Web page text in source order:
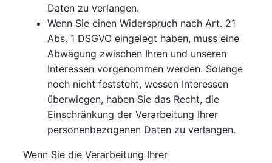
Daten zu verlangen.
Wenn Sie einen Widerspruch nach Art. 21
Abs. 1 DSGVO eingelegt haben, muss eine
Abwägung zwischen Ihren und unseren
Interessen vorgenommen werden. Solange
noch nicht feststeht, wessen Interessen
überwiegen, haben Sie das Recht, die
Einschränkung der Verarbeitung Ihrer
personenbezogenen Daten zu verlangen.
Wenn Sie die Verarbeitung Ihrer